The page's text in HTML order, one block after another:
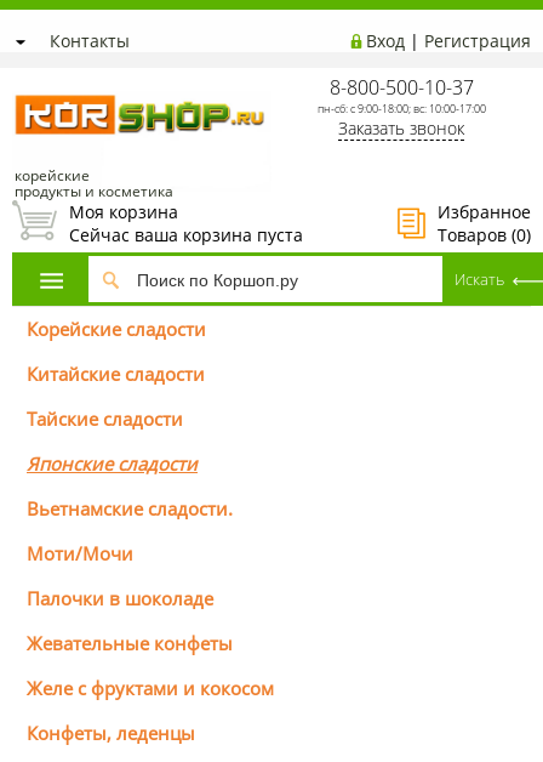
Контакты Вход | Регистрация
корейские
продукты и косметика
8-800-500-10-37
пн-сб: с 9:00-18:00; вс: 10:00-17:00
Заказать звонок
Избранное
Товаров (0)
Моя корзина
Сейчас ваша корзина пуста
Корейские сладости
Китайские сладости
Тайские сладости
Японские сладости
Вьетнамские сладости.
Моти/Мочи
Палочки в шоколаде
Жевательные конфеты
Желе с фруктами и кокосом
Конфеты, леденцы